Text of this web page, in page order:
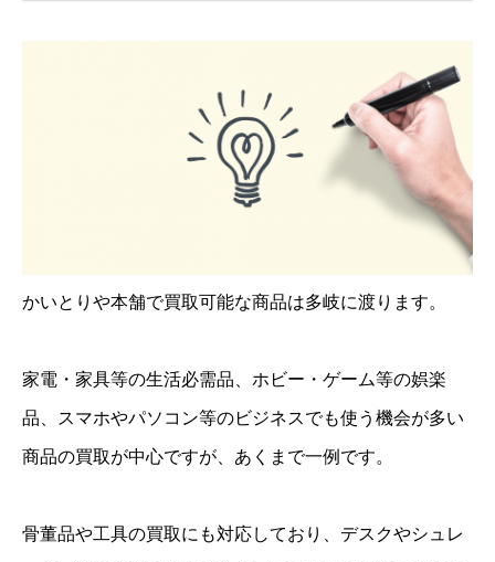
かいとりや本舗で買取可能な商品は多岐に渡ります。
家電・家具等の生活必需品、ホビー・ゲーム等の娯楽
品、スマホやパソコン等のビジネスでも使う機会が多い
商品の買取が中心ですが、あくまで一例です。
骨董品や工具の買取にも対応しており、デスクやシュレ